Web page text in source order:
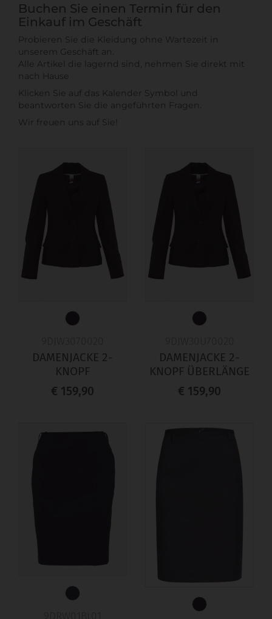
Buchen Sie einen Termin für den
Einkauf im Geschäft
Probieren Sie die Kleidung ohne Wartezeit in
unserem Geschäft an.
Alle Artikel die lagernd sind, nehmen Sie direkt mit
nach Hause
Klicken Sie auf das Kalender Symbol und
beantworten Sie die angeführten Fragen.
Wir freuen uns auf Sie!
DAMENJACKE 2-
KNOPF
€ 159,90
DAMENJACKE 2-
KNOPF ÜBERLÄNGE
€ 159,90